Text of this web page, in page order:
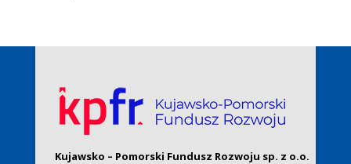
Kujawsko – Pomorski Fundusz Rozwoju sp. z o.o.